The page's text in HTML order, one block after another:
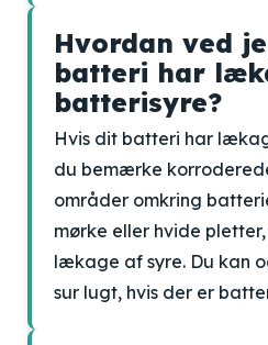
Hvordan ved
batteri har
batterisyre?
Hvis dit batteri har
du bemærke
områder omkring
mørke eller hvide
lækage af syre. Du kan
sur lugt, hvis der er